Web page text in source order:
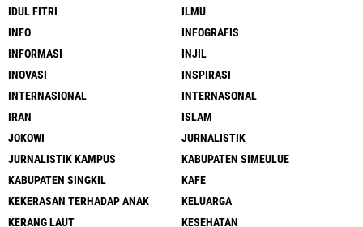
IDUL FITRI
ILMU
INFO
INFOGRAFIS
INFORMASI
INJIL
INOVASI
INSPIRASI
INTERNASIONAL
INTERNASONAL
IRAN
ISLAM
JOKOWI
JURNALISTIK
JURNALISTIK KAMPUS
KABUPATEN SIMEULUE
KABUPATEN SINGKIL
KAFE
KEKERASAN TERHADAP ANAK
KELUARGA
KERANG LAUT
KESEHATAN